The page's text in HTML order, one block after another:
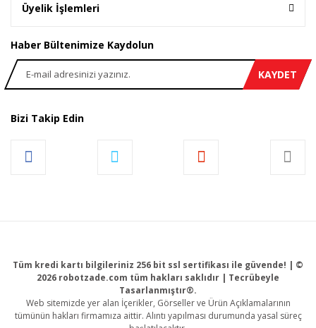
Üyelik İşlemleri
Haber Bültenimize Kaydolun
KAYDET
Bizi Takip Edin
Tüm kredi kartı bilgileriniz 256 bit ssl sertifikası ile güvende! | ©
2026 robotzade.com tüm hakları saklıdır | Tecrübeyle
Tasarlanmıştır®.
Web sitemizde yer alan İçerikler, Görseller ve Ürün Açıklamalarının
tümünün hakları firmamıza aittir. Alıntı yapılması durumunda yasal süreç